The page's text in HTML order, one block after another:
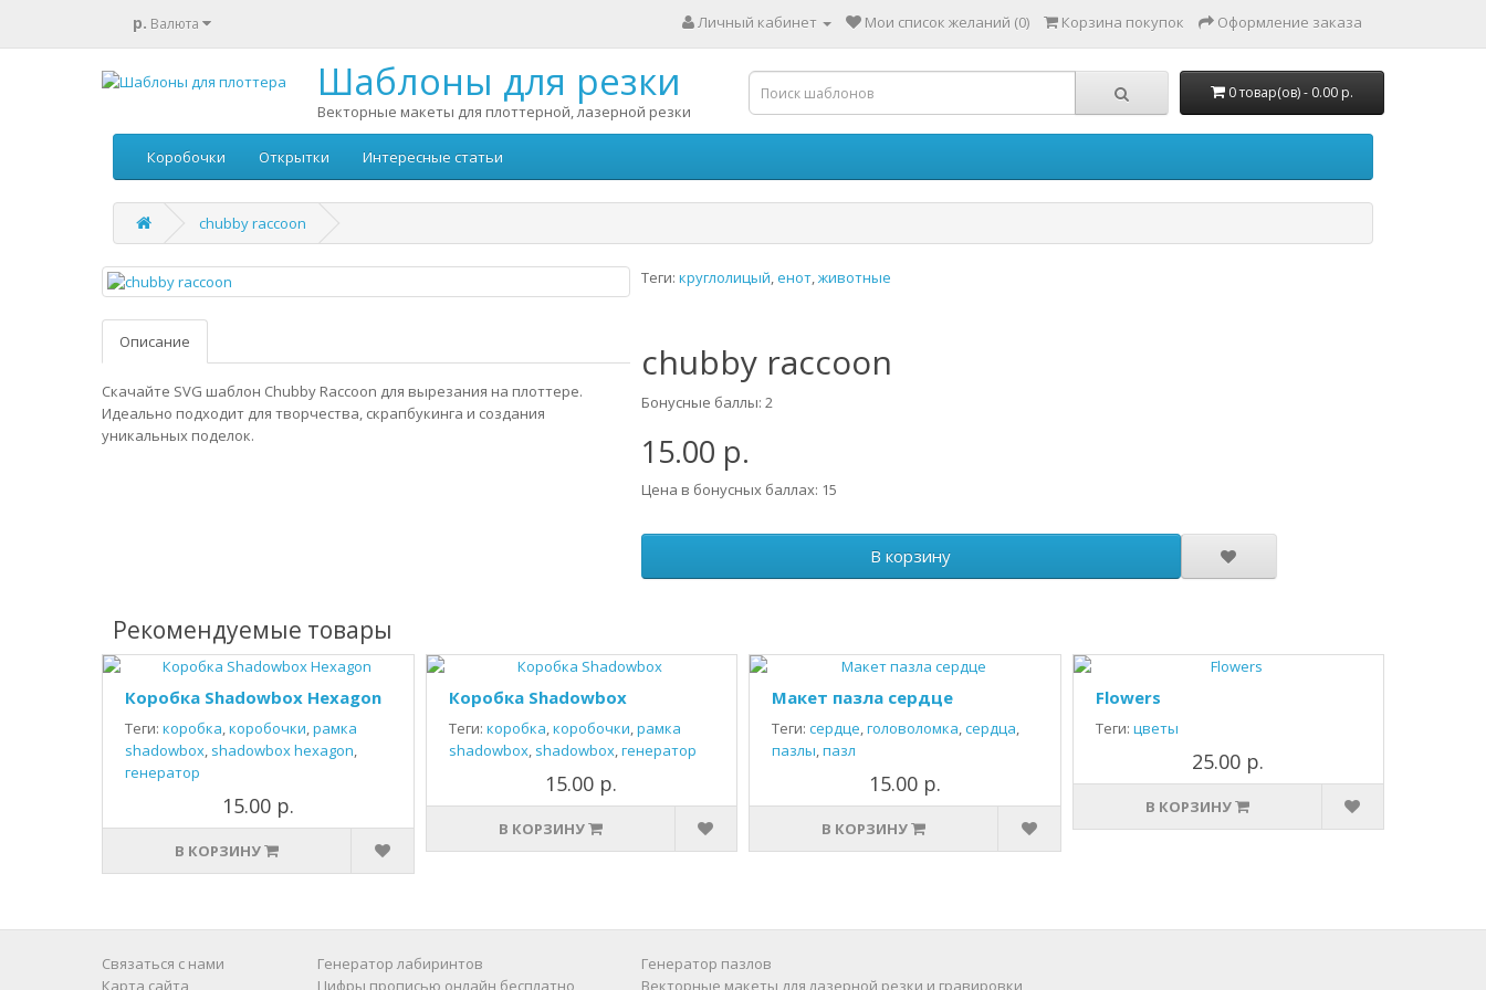
р. Валюта Личный кабинет Мои список желаний (0) Корзина покупок Оформление заказа
Шаблоны для резки
Векторные макеты для плоттерной, лазерной резки
0 товар(ов) - 0.00 р.
Коробочки Открытки Интересные статьи
chubby raccoon
Описание
Скачайте SVG шаблон Chubby Raccoon для вырезания на плоттере.
Идеально подходит для творчества, скрапбукинга и создания
уникальных поделок.
Теги: круглолицый,енот,животные
chubby raccoon
Бонусные баллы: 2
15.00 р.
Цена в бонусных баллах: 15
В корзину
Рекомендуемые товары
Коробка Shadowbox Hexagon
Теги: коробка,коробочки,рамка
shadowbox, shadowbox hexagon,
генератор
15.00 р.
В КОРЗИНУ
Коробка Shadowbox
Теги: коробка,коробочки,рамка
shadowbox, shadowbox,генератор
15.00 р.
В КОРЗИНУ
Макет пазла сердце
Теги: сердце,головоломка,сердца,
пазлы,пазл
15.00 р.
В КОРЗИНУ
Flowers
Теги: цветы
25.00 р.
В КОРЗИНУ
Связаться с нами
Карта сайта
Генератор лабиринтов
Цифры прописью онлайн бесплатно
Генератор пазлов
Векторные макеты для лазерной резки и гравировки